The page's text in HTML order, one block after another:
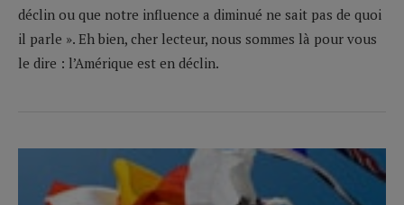
déclin ou que notre influence a diminué ne sait pas de quoi
il parle ». Eh bien, cher lecteur, nous sommes là pour vous
le dire : l’Amérique est en déclin.